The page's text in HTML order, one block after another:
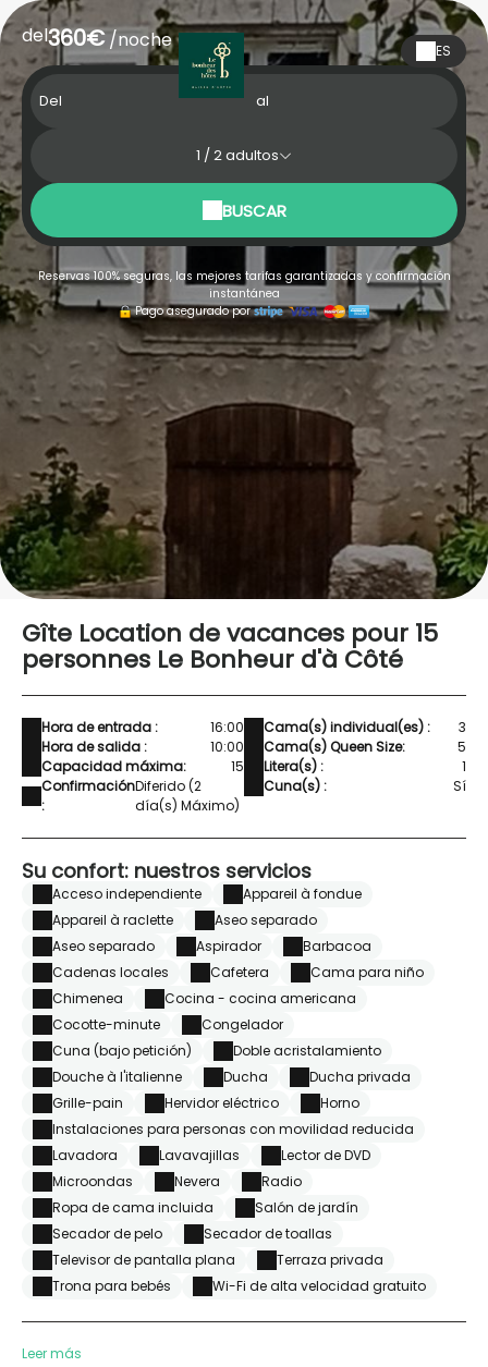
ES
del360€/noche
Del al
1 /2adultos
BUSCAR
Reservas 100% seguras, las mejores tarifas garantizadas y confirmación
instantánea
Pago asegurado por
Gîte Location de vacances pour 15
personnes Le Bonheur d'à Côté
Hora de entrada :
16:00
Hora de salida :
10:00
Capacidad máxima:
15
Confirmación
:
Diferido (2
día(s) Máximo)
Cama(s) individual(es) :
3
Cama(s) Queen Size:
5
Litera(s) :
1
Cuna(s) :
Sí
Su confort: nuestros servicios
Acceso independiente
Appareil à fondue
Appareil à raclette
Aseo separado
Aseo separado
Aspirador
Barbacoa
Cadenas locales
Cafetera
Cama para niño
Chimenea
Cocina - cocina americana
Cocotte-minute
Congelador
Cuna (bajo petición)
Doble acristalamiento
Douche à l'italienne
Ducha
Ducha privada
Grille-pain
Hervidor eléctrico
Horno
Instalaciones para personas con movilidad reducida
Lavadora
Lavavajillas
Lector de DVD
Microondas
Nevera
Radio
Ropa de cama incluida
Salón de jardín
Secador de pelo
Secador de toallas
Televisor de pantalla plana
Terraza privada
Trona para bebés
Wi-Fi de alta velocidad gratuito
Leer más